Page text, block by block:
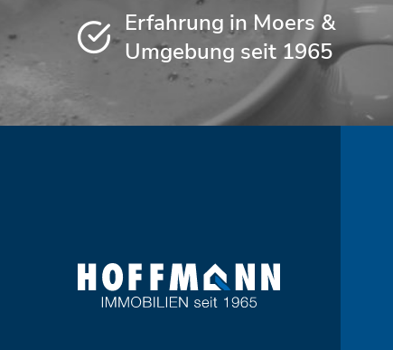
Erfahrung in Moers &
Umgebung seit 1965